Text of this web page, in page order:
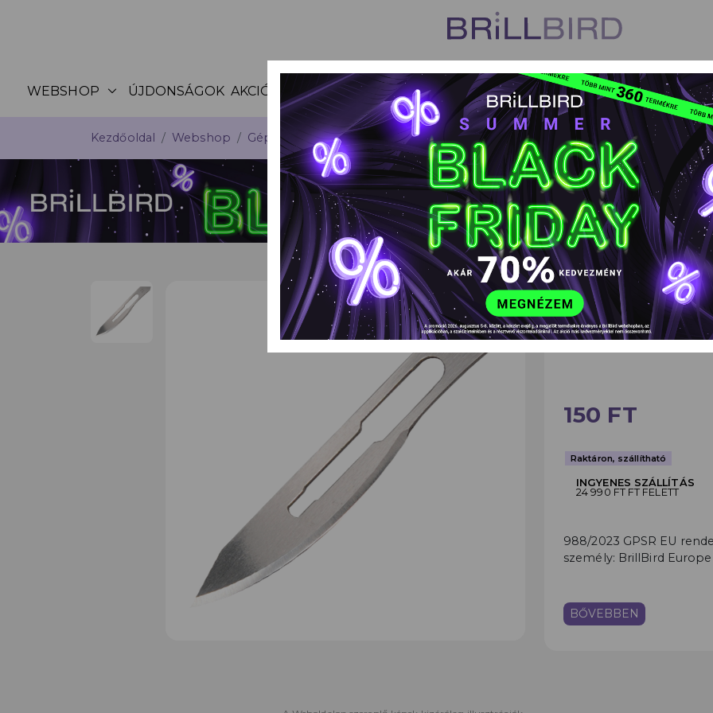
WEBSHOP expand_more ÚJDONSÁGOK AKCIÓK KATALÓGUS VISZONTELADÓK TANFOLYAMOK
Kezdőoldal Webshop Gépek, csiszolófejek, fémeszközök Fémeszközök Dimeda Szike penge 23
Dimeda Szike
EAN kód:
150 FT
Raktáron, szállítható
INGYENES SZÁLLÍTÁS
24 990 FT FT FELETT
988/2023 GPSR EU
személy: BrillBird
BŐVEBBEN